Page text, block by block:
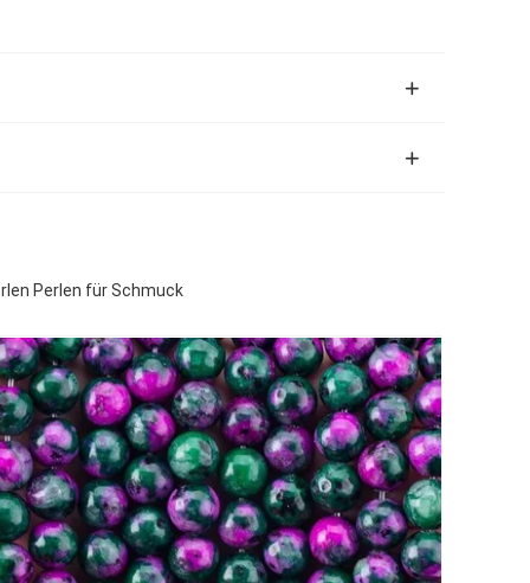
Perlen für Schmuck